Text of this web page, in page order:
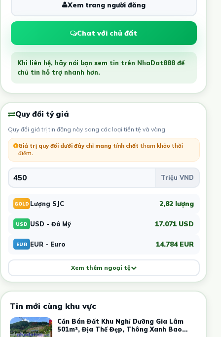
Xem trang người đăng
Chat với chủ đất
Khi liên hệ, hãy nói bạn xem tin trên NhaDat888 để
chủ tin hỗ trợ nhanh hơn.
Quy đổi tỷ giá
Quy đổi giá trị tin đăng này sang các loại tiền tệ và vàng:
Giá trị quy đổi dưới đây chỉ mang tính chất tham khảo thời
điểm.
GOLD Lượng SJC 2,82 lượng
USD USD - Đô Mỹ 17.071 USD
EUR EUR - Euro 14.784 EUR
Xem thêm ngoại tệ
Tin mới cùng khu vực
Cần Bán Đất Khu Nghỉ Dưỡng Gia Lâm
501m², Địa Thế Đẹp, Thông Xanh Bao